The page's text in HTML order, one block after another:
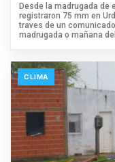
Desde la madrugada de
registraron 75 mm en
traves de un
madrugada o mañana
CLIMA